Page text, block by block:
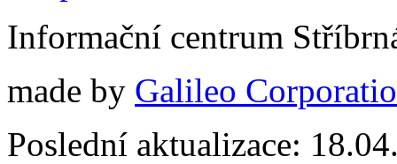
Informační centrum
made by Galileo
Poslední aktualizace: